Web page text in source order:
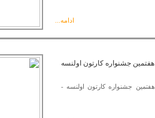
ادامه...
جشنواره کارتون اولنسه
جشنواره کارتون اولنسه -